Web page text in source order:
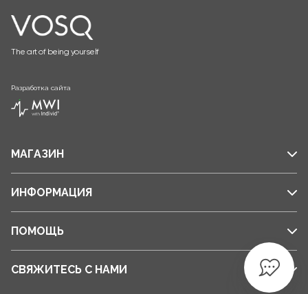
The art of being yourself
Разработка сайта
МАГАЗИН
ИНФОРМАЦИЯ
ПОМОЩЬ
СВЯЖИТЕСЬ С НАМИ